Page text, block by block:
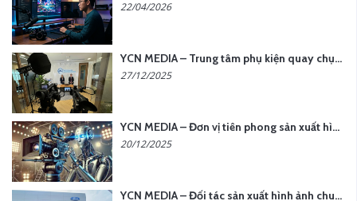
22/04/2026
YCN MEDIA – Trung tâm phụ kiện quay chụp tại Hà Nội
27/12/2025
YCN MEDIA – Đơn vị tiên phong sản xuất hình ảnh & âm thanh bằng AI tại Hà Nội
20/12/2025
YCN MEDIA – Đối tác sản xuất hình ảnh chuyên nghiệp cho doanh nghiệp tại Hà Nội